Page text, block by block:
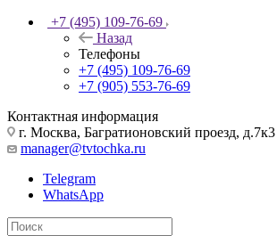
+7 (495) 109-76-69
Назад
Телефоны
+7 (495) 109-76-69
+7 (905) 553-76-69
Контактная информация
г. Москва, Багратионовский проезд, д.7к3
manager@tvtochka.ru
Telegram
WhatsApp